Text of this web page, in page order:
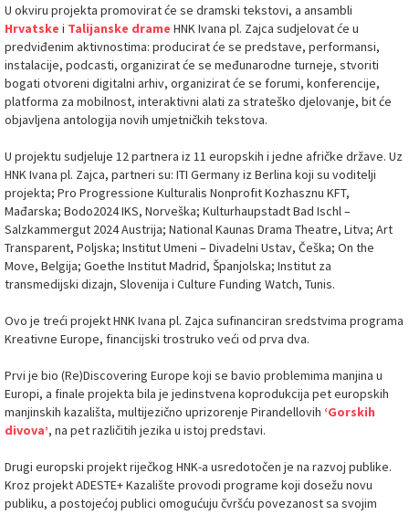
U okviru projekta promovirat će se dramski tekstovi, a ansambli
Hrvatske i Talijanske drame HNK Ivana pl. Zajca sudjelovat će u
predviđenim aktivnostima: producirat će se predstave, performansi,
instalacije, podcasti, organizirat će se međunarodne turneje, stvoriti
bogati otvoreni digitalni arhiv, organizirat će se forumi, konferencije,
platforma za mobilnost, interaktivni alati za strateško djelovanje, bit će
objavljena antologija novih umjetničkih tekstova.
U projektu sudjeluje 12 partnera iz 11 europskih i jedne afričke države. Uz
HNK Ivana pl. Zajca, partneri su: ITI Germany iz Berlina koji su voditelji
projekta; Pro Progressione Kulturalis Nonprofit Kozhasznu KFT,
Mađarska; Bodo2024 IKS, Norveška; Kulturhaupstadt Bad Ischl –
Salzkammergut 2024 Austrija; National Kaunas Drama Theatre, Litva; Art
Transparent, Poljska; Institut Umeni – Divadelni Ustav, Češka; On the
Move, Belgija; Goethe Institut Madrid, Španjolska; Institut za
transmedijski dizajn, Slovenija i Culture Funding Watch, Tunis.
Ovo je treći projekt HNK Ivana pl. Zajca sufinanciran sredstvima programa
Kreativne Europe, financijski trostruko veći od prva dva.
Prvi je bio (Re)Discovering Europe koji se bavio problemima manjina u
Europi, a finale projekta bila je jedinstvena koprodukcija pet europskih
manjinskih kazališta, multijezično uprizorenje Pirandellovih ‘Gorskih
divova’, na pet različitih jezika u istoj predstavi.
Drugi europski projekt riječkog HNK-a usredotočen je na razvoj publike.
Kroz projekt ADESTE+ Kazalište provodi programe koji dosežu novu
publiku, a postojećoj publici omogućuju čvršću povezanost sa svojim